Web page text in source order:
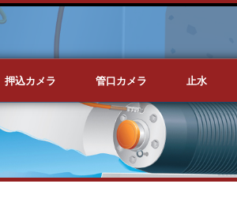
押込カメラ 管口カメラ 止水